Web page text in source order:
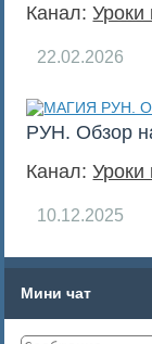
Канал:Уроки
22.02.2026
РУН. Обзор
Канал:Уроки
10.12.2025
Мини чат